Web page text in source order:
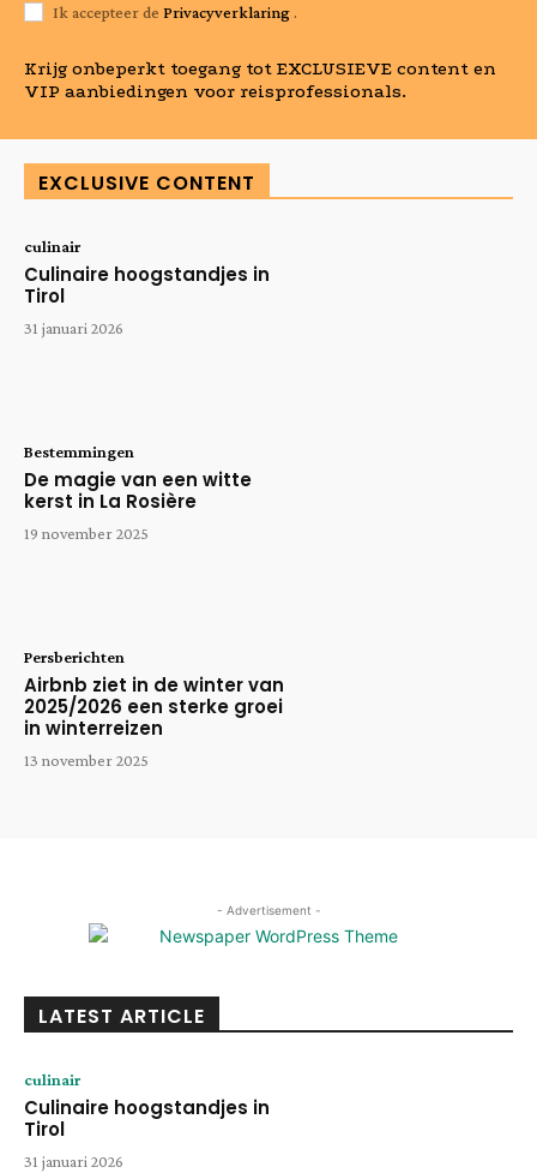
Ik accepteer de Privacyverklaring .
Krijg onbeperkt toegang tot EXCLUSIEVE content en
VIP aanbiedingen voor reisprofessionals.
EXCLUSIVE CONTENT
culinair
Culinaire hoogstandjes in
Tirol
31 januari 2026
Bestemmingen
De magie van een witte
kerst in La Rosière
19 november 2025
Persberichten
Airbnb ziet in de winter van
2025/2026 een sterke groei
in winterreizen
13 november 2025
- Advertisement -
LATEST ARTICLE
culinair
Culinaire hoogstandjes in
Tirol
31 januari 2026